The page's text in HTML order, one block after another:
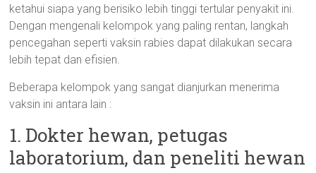
ketahui siapa yang berisiko lebih tinggi tertular penyakit ini.
Dengan mengenali kelompok yang paling rentan, langkah
pencegahan seperti vaksin rabies dapat dilakukan secara
lebih tepat dan efisien.
Beberapa kelompok yang sangat dianjurkan menerima
vaksin ini antara lain :
1. Dokter hewan, petugas
laboratorium, dan peneliti hewan